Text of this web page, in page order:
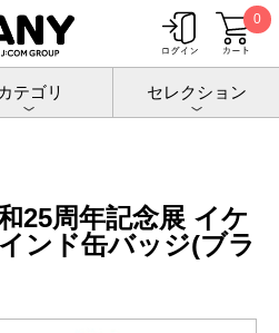
0
カテゴリ セレクション
ャグマンガ日和25周年記念展
ケてるメンズブラインド缶バッジ(ブライ
25周年記念展 イケ
ンド缶バッジ(ブラ